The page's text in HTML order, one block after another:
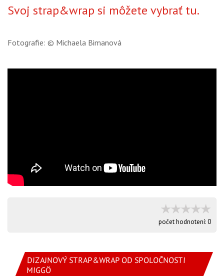
Svoj strap&wrap si môžete vybrať tu.
Fotografie: © Michaela Bimanová
počet hodnotení:0
DIZAJNOVÝ STRAP&WRAP OD SPOLOČNOSTI
MIGGÖ